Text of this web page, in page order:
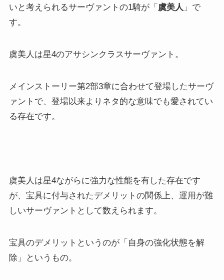
いと考えられるサーヴァントの1騎が「 虞美人 」で
す。
虞美人は星4のアサシンクラスサーヴァント。
メインストーリー第2部3章に合わせて登場したサーヴ
ァントで、登場以来よりネタ的な意味でも愛されてい
る存在です。
虞美人は星4ながらに強力な性能を有した存在です
が、宝具に付与されたデメリットの関係上、運用が難
しいサーヴァントとして数えられます。
宝具のデメリットというのが「自身の強化状態を解
除」というもの。